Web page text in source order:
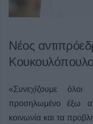
Νέος
«Συνεχίζουμε
προσηλωμένο έξω
κοινωνία και τα